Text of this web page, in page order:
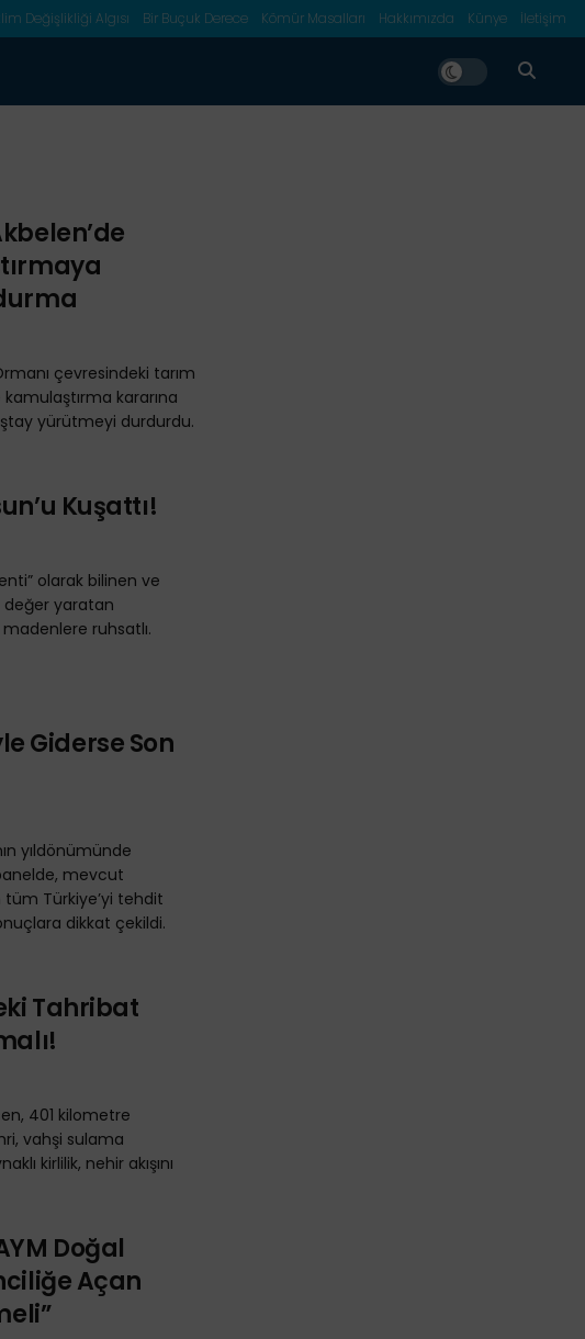
Değişlikliği Algısı Bir Buçuk Derece Kömür Masalları Hakkımızda Künye İletişim
çevresindeki tarım
kararına
yürütmeyi durdurdu.
Kuşattı!
olarak bilinen ve
değer yaratan
madenlere ruhsatlı.
Giderse Son
yıldönümünde
mevcut
tüm Türkiye’yi tehdit
dikkat çekildi.
Tahribat
401 kilometre
vahşi sulama
kirlilik, nehir akışını
Doğal
Açan